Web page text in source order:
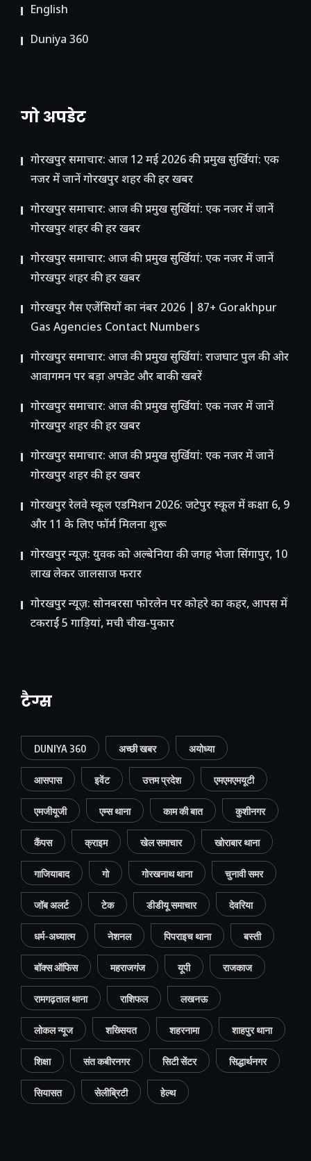
English
Duniya 360
गो अपडेट
गोरखपुर समाचार: आज 12 मई 2026 की प्रमुख सुर्खियां: एक
नजर में जानें गोरखपुर शहर की हर खबर
गोरखपुर समाचार: आज की प्रमुख सुर्खियां: एक नजर में जानें
गोरखपुर शहर की हर खबर
गोरखपुर समाचार: आज की प्रमुख सुर्खियां: एक नजर में जानें
गोरखपुर शहर की हर खबर
गोरखपुर गैस एजेंसियों का नंबर 2026 | 87+ Gorakhpur
Gas Agencies Contact Numbers
गोरखपुर समाचार: आज की प्रमुख सुर्खियां: राजघाट पुल की ओर
आवागमन पर बड़ा अपडेट और बाकी खबरें
गोरखपुर समाचार: आज की प्रमुख सुर्खियां: एक नजर में जानें
गोरखपुर शहर की हर खबर
गोरखपुर समाचार: आज की प्रमुख सुर्खियां: एक नजर में जानें
गोरखपुर शहर की हर खबर
गोरखपुर रेलवे स्कूल एडमिशन 2026: जटेपुर स्कूल में कक्षा 6, 9
और 11 के लिए फॉर्म मिलना शुरू
गोरखपुर न्यूज़: युवक को अल्बेनिया की जगह भेजा सिंगापुर, 10
लाख लेकर जालसाज फरार
गोरखपुर न्यूज़: सोनबरसा फोरलेन पर कोहरे का कहर, आपस में
टकराईं 5 गाड़ियां, मची चीख-पुकार
टैग्स
DUNIYA 360 अच्छी खबर अयोध्या
आसपास इवेंट उत्तम प्रदेश एमएमएमयूटी
एमजीयूजी एम्स थाना काम की बात कुशीनगर
कैंपस क्राइम खेल समाचार खोराबार थाना
गाजियाबाद गो गोरखनाथ थाना चुनावी समर
जॉब अलर्ट टेक डीडीयू समाचार देवरिया
धर्म-अध्यात्म नेशनल पिपराइच थाना बस्ती
बॉक्स ऑफिस महराजगंज यूपी राजकाज
रामगढ़ताल थाना राशिफल लखनऊ
लोकल न्यूज शख्सियत शहरनामा शाहपुर थाना
शिक्षा संत कबीरनगर सिटी सेंटर सिद्धार्थनगर
सियासत सेलीब्रिटी हेल्थ